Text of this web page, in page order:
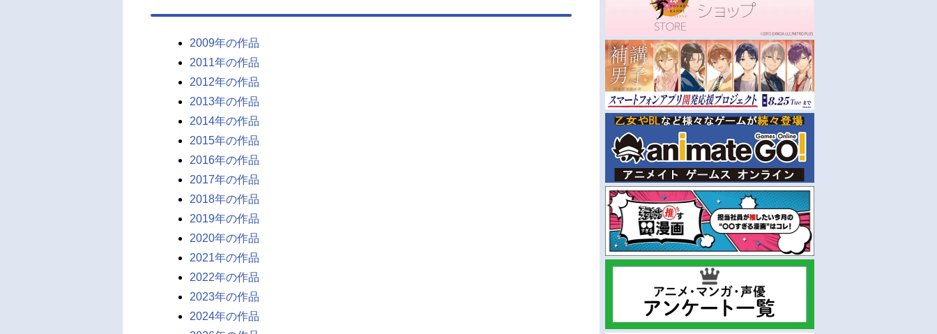
2009年の作品
2011年の作品
2012年の作品
2013年の作品
2014年の作品
2015年の作品
2016年の作品
2017年の作品
2018年の作品
2019年の作品
2020年の作品
2021年の作品
2022年の作品
2023年の作品
2024年の作品